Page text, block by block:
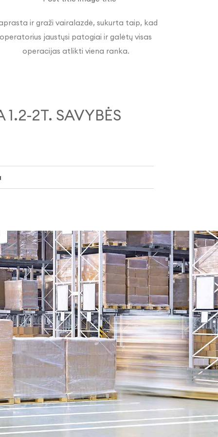
ir graži vairalazdė, sukurta taip, kad
operatorius jaustųsi patogiai ir galėtų visas
operacijas atlikti viena ranka.
2T. SAVYBĖS